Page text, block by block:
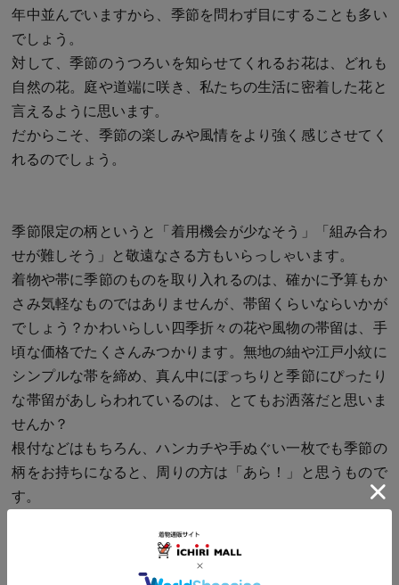
年中並んでいますから、季節を問わず目にすることも多い
でしょう。
対して、季節のうつろいを知らせてくれるお花は、どれも
自然の花。庭や道端に咲き、私たちの生活に密着した花と
言えるように思います。
だからこそ、季節の楽しみや風情をより強く感じさせてく
れるのでしょう。
季節限定の柄というと「着用機会が少なそう」「組み合わ
せが難しそう」と敬遠なさる方もいらっしゃいます。
着物や帯に季節のものを取り入れるのは、確かに予算もか
さみ気軽なものではありませんが、帯留くらいならいかが
でしょう？かわいらしい四季折々の花や風物の帯留は、手
頃な価格でたくさんみつかります。無地の紬や江戸小紋に
シンプルな帯を締め、真ん中にぽっちりと季節にぴったり
な帯留があしらわれているのは、とてもお洒落だと思いま
せんか？
根付などはもちろん、ハンカチや手ぬぐい一枚でも季節の
柄をお持ちになると、周りの方は「あら！」と思うもので
す。
などです。お月見は、月にお団子があし
らわれてとてもかわいいのですが、なぜか十五夜の日は毎